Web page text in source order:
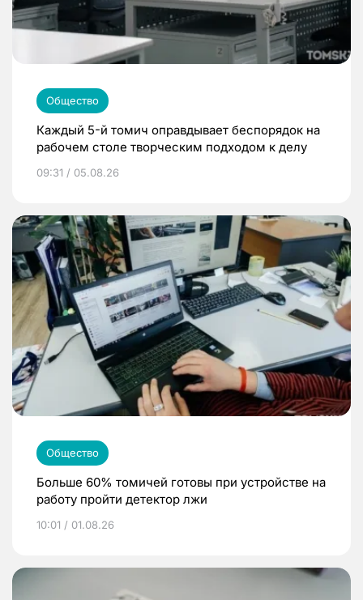
Общество
Каждый 5-й томич оправдывает беспорядок на
рабочем столе творческим подходом к делу
09:31 / 05.08.26
Общество
Больше 60% томичей готовы при устройстве на
работу пройти детектор лжи
10:01 / 01.08.26